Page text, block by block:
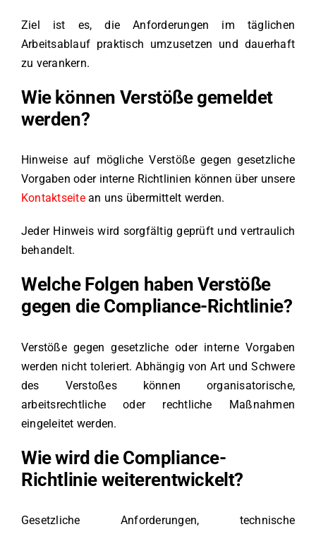
Ziel ist es, die Anforderungen im täglichen
Arbeitsablauf praktisch umzusetzen und dauerhaft
zu verankern.
Wie können Verstöße gemeldet
werden?
Hinweise auf mögliche Verstöße gegen gesetzliche
Vorgaben oder interne Richtlinien können über unsere
Kontaktseitean uns übermittelt werden.
Jeder Hinweis wird sorgfältig geprüft und vertraulich
behandelt.
Welche Folgen haben Verstöße
gegen die Compliance-Richtlinie?
Verstöße gegen gesetzliche oder interne Vorgaben
werden nicht toleriert. Abhängig von Art und Schwere
des Verstoßes können organisatorische,
arbeitsrechtliche oder rechtliche Maßnahmen
eingeleitet werden.
Wie wird die Compliance-
Richtlinie weiterentwickelt?
Gesetzliche Anforderungen, technische